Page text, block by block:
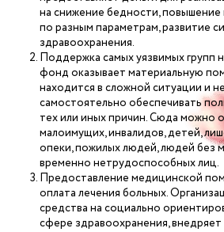
на снижение бедности,
по разным параметрам, развитие
здравоохранения.
Поддержка самых уязвимых групп
фонд оказывает материальную
находится в сложной ситуации и
самостоятельно обеспечивать
тех или иных причин. Сюда можно
малоимущих, инвалидов, детей,
опеки, пожилых людей, людей без
временно нетрудоспособных лиц.
Предоставление медицинской
оплата лечения больных.
средства на социально
сфере здравоохранения,